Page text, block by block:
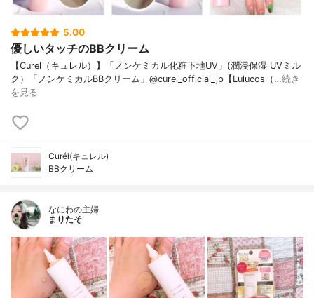
5.00
優しいタッチのBBクリーム
【Curel（キュレル）】「ノンケミカル化粧下地UV」(潤浸保湿 UVミル
ク）「ノンケミカルBBクリーム」@curel_official_jp【Lulucos（…続き
を見る
Curél(キュレル)
BBクリーム
なにわの主婦
まりたそ